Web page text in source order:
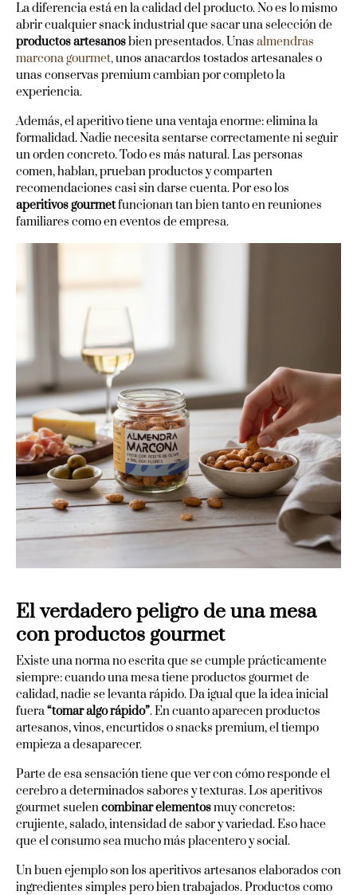
La diferencia está en la calidad del producto. No es lo mismo
abrir cualquier snack industrial que sacar una selección de
productos artesanosbien presentados. Unas almendras
marcona gourmet,unos anacardos tostados artesanales o
unas conservas premium cambian por completo la
experiencia.
Además, el aperitivo tiene una ventaja enorme: elimina la
formalidad. Nadie necesita sentarse correctamente ni seguir
un orden concreto. Todo es más natural. Las personas
comen, hablan, prueban productos y comparten
recomendaciones casi sin darse cuenta. Por eso los
aperitivos gourmetfuncionan tan bien tanto en reuniones
familiares como en eventos de empresa.
El verdadero peligro de una mesa
con productos gourmet
Existe una norma no escrita que se cumple prácticamente
siempre: cuando una mesa tiene productos gourmet de
calidad, nadie se levanta rápido. Da igual que la idea inicial
fuera“tomar algo rápido”. En cuanto aparecen productos
artesanos, vinos, encurtidos o snacks premium, el tiempo
empieza a desaparecer.
Parte de esa sensación tiene que ver con cómo responde el
cerebro a determinados sabores y texturas. Los aperitivos
gourmet suelencombinar elementosmuy concretos:
crujiente, salado, intensidad de sabor y variedad. Eso hace
que el consumo sea mucho más placentero y social.
Un buen ejemplo son los aperitivos artesanos elaborados con
ingredientes simples pero bien trabajados. Productos como